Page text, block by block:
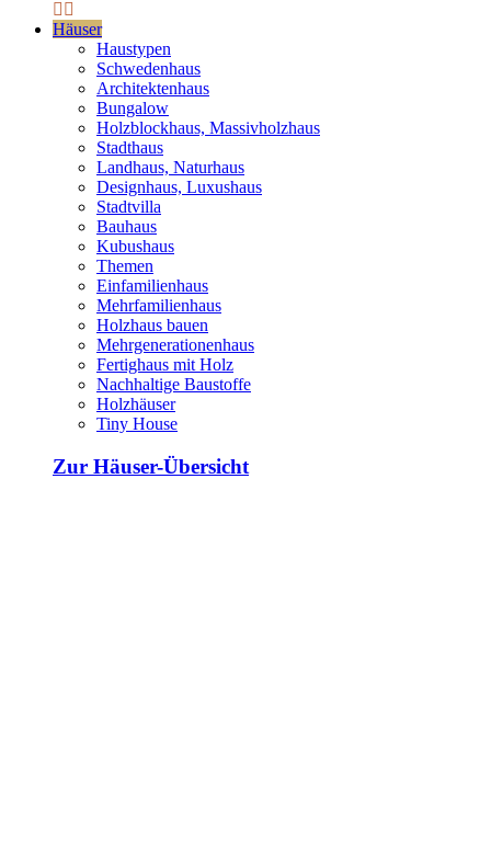
Häuser
Haustypen
Schwedenhaus
Architektenhaus
Bungalow
Holzblockhaus, Massivholzhaus
Stadthaus
Landhaus, Naturhaus
Designhaus, Luxushaus
Stadtvilla
Bauhaus
Kubushaus
Themen
Einfamilienhaus
Mehrfamilienhaus
Holzhaus bauen
Mehrgenerationenhaus
Fertighaus mit Holz
Nachhaltige Baustoffe
Holzhäuser
Tiny House
Zur Häuser-Übersicht